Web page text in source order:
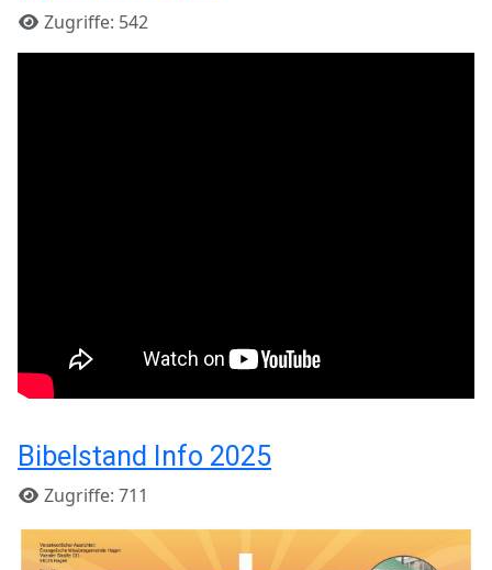
Details
Zugriffe: 542
Bibelstand Info 2025
Details
Zugriffe: 711